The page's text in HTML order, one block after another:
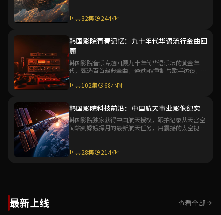
韩国影院深度策划华语电影百年发展史专题，从默片时代到
数字时代，系统梳理华语电影艺术的演变脉络与代表性作
品，带你全面了解华语电影文化的深厚底蕴。
36小时
进入专题
共32集
24小时
韩国影院青春记忆：九十年代华语流行金曲回
顾
韩国影院音乐专题回顾九十年代华语乐坛的黄金年
代，甄选百首经典金曲，通过MV重制与歌手访谈，带
共102集
68小时
韩国影院科技前沿：中国航天事业影像纪实
韩国影院独家获得中国航天授权，跟拍记录从天宫空
间站到嫦娥探月的最新航天任务，用震撼的太空视角
共28集
21小时
最新上线 查看全部